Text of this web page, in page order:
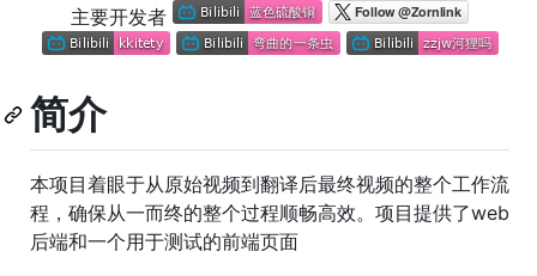
主要开发者
简介
本项目着眼于从原始视频到翻译后最终视频的整个工作流
程，确保从一而终的整个过程顺畅高效。项目提供了web
后端和一个用于测试的前端页面